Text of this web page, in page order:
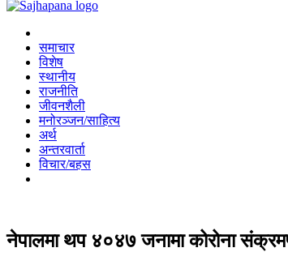
समाचार
विशेष
स्थानीय
राजनीति
जीवनशैली
मनोरञ्जन/साहित्य
अर्थ
अन्तरवार्ता
विचार/बहस
नेपालमा थप ४०४७ जनामा कोरोना